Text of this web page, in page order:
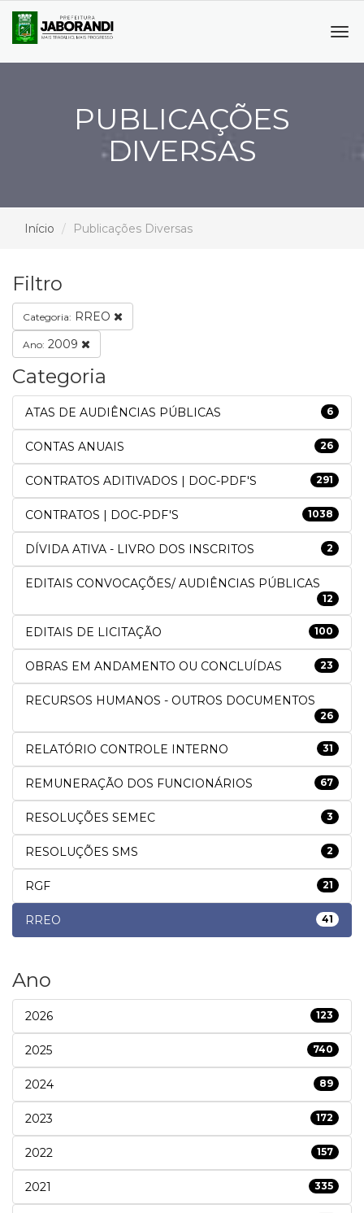
PUBLICAÇÕES
DIVERSAS
Início Publicações Diversas
Filtro
Categoria: RREO
Ano: 2009
Categoria
ATAS DE AUDIÊNCIAS PÚBLICAS 6
CONTAS ANUAIS 26
CONTRATOS ADITIVADOS | DOC-PDF'S 291
CONTRATOS | DOC-PDF'S 1038
DÍVIDA ATIVA - LIVRO DOS INSCRITOS 2
EDITAIS CONVOCAÇÕES/ AUDIÊNCIAS PÚBLICAS
12
EDITAIS DE LICITAÇÃO 100
OBRAS EM ANDAMENTO OU CONCLUÍDAS 23
RECURSOS HUMANOS - OUTROS DOCUMENTOS
26
RELATÓRIO CONTROLE INTERNO 31
REMUNERAÇÃO DOS FUNCIONÁRIOS 67
RESOLUÇÕES SEMEC 3
RESOLUÇÕES SMS 2
RGF 21
RREO 41
Ano
2026 123
2025 740
2024 89
2023 172
2022 157
2021 335